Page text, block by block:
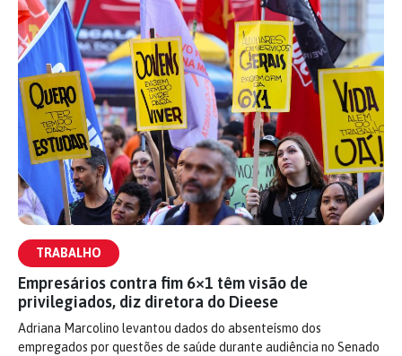
TRABALHO
Empresários contra fim 6×1 têm visão de
privilegiados, diz diretora do Dieese
Adriana Marcolino levantou dados do absenteísmo dos
empregados por questões de saúde durante audiência no Senado